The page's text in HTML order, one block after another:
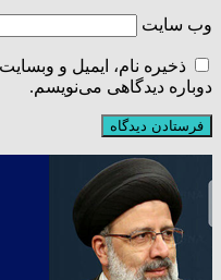
وب‌ سایت
ذخیره نام، ایمیل و
دوباره دیدگاهی می‌نویسم.